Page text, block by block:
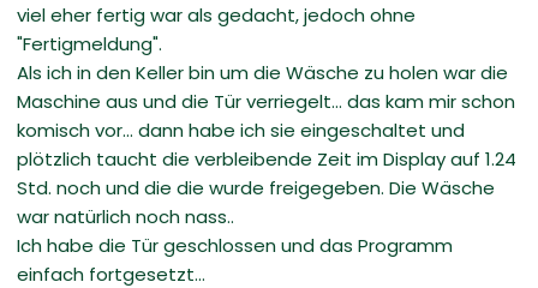
viel eher fertig war als gedacht, jedoch ohne
"Fertigmeldung".
Als ich in den Keller bin um die Wäsche zu holen war die
Maschine aus und die Tür verriegelt... das kam mir schon
komisch vor... dann habe ich sie eingeschaltet und
plötzlich taucht die verbleibende Zeit im Display auf 1.24
Std. noch und die die wurde freigegeben. Die Wäsche
war natürlich noch nass..
Ich habe die Tür geschlossen und das Programm
einfach fortgesetzt...